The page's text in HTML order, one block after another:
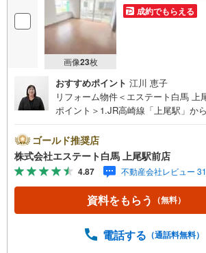
画像23枚
成約でもらえる
おすすめポイント 江川 恵子
リフォーム物件＜エステート白馬 上
ポイント＞1.JR高崎線「上尾駅」か
お店立体駐車場は全480台収容可。駐
大型キッズスペース当店自慢のキッ
ください。店内におむつ替えコーナ
4.年中無休・365日営業でお手伝い営
で。スピードある対応が自慢のお店
料個別相談サービス社外の中立的な
含めたシミュレーションをご提案で
ゴールド推奨店
株式会社エステート白馬 上尾駅前店
4.87 不動産会社レビュー
資料をもらう （無料）
電話する （通話料無料）